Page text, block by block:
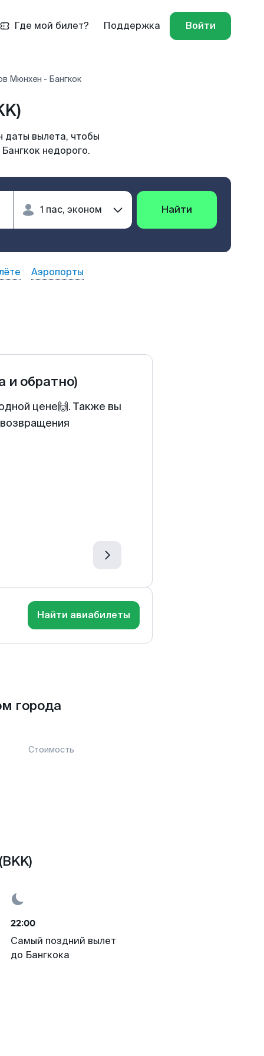
Где мой билет? Поддержка Войти
Мюнхен - Бангкок
даты вылета, чтобы
недорого.
Найти
Аэропорты
и обратно)
цене🙌. Также вы
Найти авиабилеты
города
Стоимость
22:00
Самый поздний вылет
до Бангкока